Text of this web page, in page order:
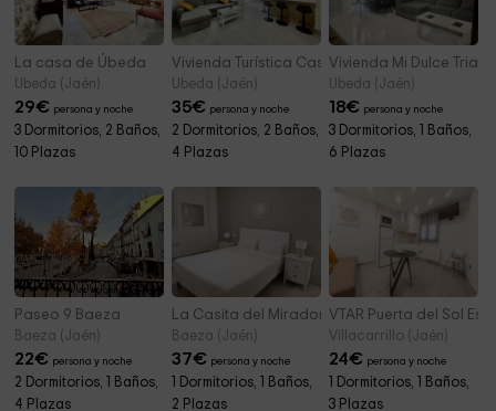
La casa de Úbeda
Ubeda (Jaén)
29€ persona y noche
3 Dormitorios, 2 Baños,
10 Plazas
Vivienda Turística Casa Victoria
Ubeda (Jaén)
35€ persona y noche
2 Dormitorios, 2 Baños,
4 Plazas
Vivienda Mi Dulce Triana
Ubeda (Jaén)
18€ persona y noche
3 Dormitorios, 1 Baños,
6 Plazas
Paseo 9 Baeza
Baeza (Jaén)
22€ persona y noche
2 Dormitorios, 1 Baños,
4 Plazas
La Casita del Mirador
Baeza (Jaén)
37€ persona y noche
1 Dormitorios, 1 Baños,
2 Plazas
VTAR Puerta del Sol
Villacarrillo (Jaén)
24€ persona y noche
1 Dormitorios, 1 Baños,
3 Plazas